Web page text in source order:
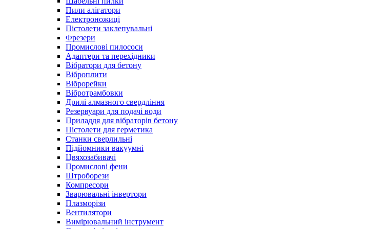
Пили алігатори
Електроножиці
Пістолети заклепувальні
Фрезери
Промислові пилососи
Адаптери та перехідники
Вібратори для бетону
Віброплити
Віброрейки
Вібротрамбовки
Дрилі алмазного свердління
Резервуари для подачі води
Приладдя для вібраторів бетону
Пістолети для герметика
Станки сверлильні
Підйомники вакуумні
Цвяхозабивачі
Промислові фени
Штроборези
Компресори
Зварювальні інвертори
Плазморізи
Вентилятори
Вимірювальний інструмент